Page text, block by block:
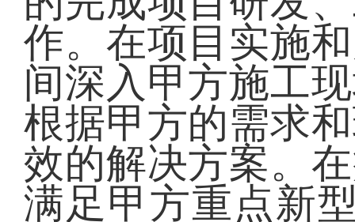
作。在项目实施
间深入甲方施工
根据甲方的需求
效的解决方案。
满足甲方重点新